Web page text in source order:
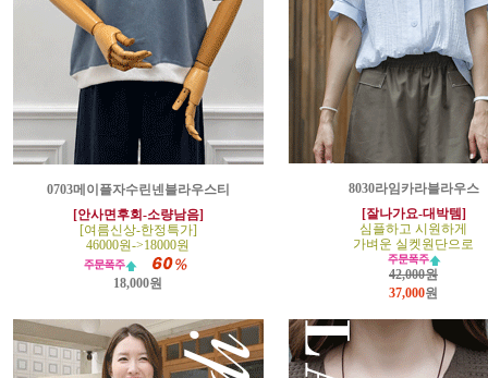
0703메이플자수린넨블라우스티
[안사면후회-소량남음]
[여름신상-한정특가]
46000원->18000원
18,000원
8030라임카라블라우스
[잘나가요-대박템]
심플하고 시원하게
가벼운 실켓원단으로
42,000원
37,000원